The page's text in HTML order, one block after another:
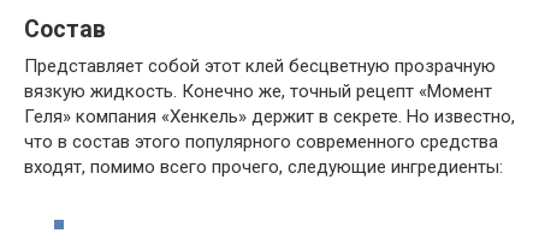
Состав
Представляет собой этот клей бесцветную прозрачную
вязкую жидкость. Конечно же, точный рецепт «Момент
Геля» компания «Хенкель» держит в секрете. Но известно,
что в состав этого популярного современного средства
входят, помимо всего прочего, следующие ингредиенты: